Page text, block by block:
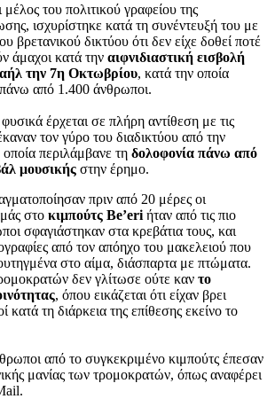
του πολιτικού γραφείου της
ισχυρίστηκε κατά τη συνέντευξή του με
βρετανικού δικτύου ότι δεν είχε δοθεί ποτέ
άμαχοι κατά την αιφνιδιαστική εισβολή
την 7η Οκτωβρίου, κατά την οποία
από 1.400 άνθρωποι.
έρχεται σε πλήρη αντίθεση με τις
τον γύρο του διαδικτύου από την
περιλάμβανε τη δολοφονία πάνω από
μουσικής στην έρημο.
πριν από 20 μέρες οι
στο κιμπούτς Be’eri ήταν από τις πιο
σφαγιάστηκαν στα κρεβάτια τους, και
από τον απόηχο του μακελειού που
στο αίμα, διάσπαρτα με πτώματα.
δεν γλίτωσε ούτε καν το
, όπου εικάζεται ότι είχαν βρει
κατά τη διάρκεια της επίθεσης εκείνο το
από το συγκεκριμένο κιμπούτς έπεσαν
μανίας των τρομοκρατών, όπως αναφέρει